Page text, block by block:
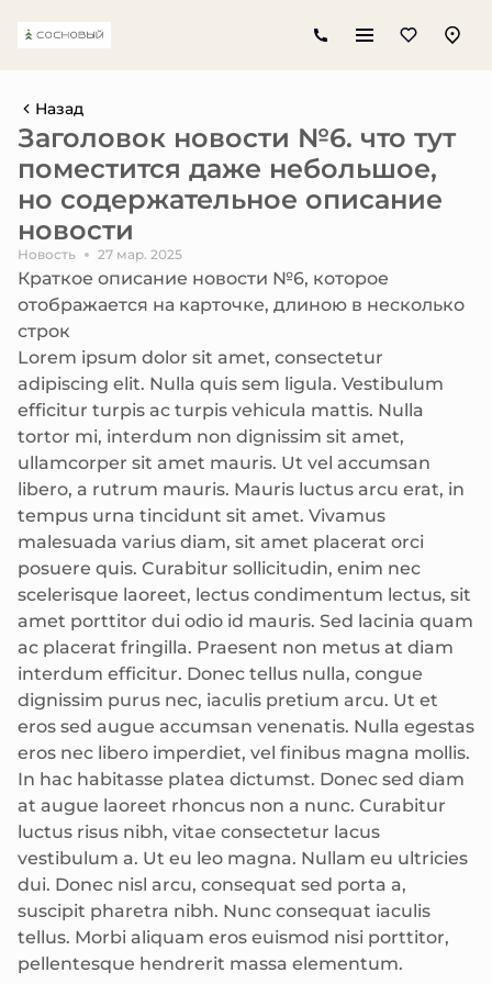
Назад
Заголовок новости №6. что тут
поместится даже небольшое,
но содержательное описание
новости
Новость 27 мар. 2025
Краткое описание новости №6, которое
отображается на карточке, длиною в несколько
строк
Lorem ipsum dolor sit amet, consectetur
adipiscing elit. Nulla quis sem ligula. Vestibulum
efficitur turpis ac turpis vehicula mattis. Nulla
tortor mi, interdum non dignissim sit amet,
ullamcorper sit amet mauris. Ut vel accumsan
libero, a rutrum mauris. Mauris luctus arcu erat, in
tempus urna tincidunt sit amet. Vivamus
malesuada varius diam, sit amet placerat orci
posuere quis. Curabitur sollicitudin, enim nec
scelerisque laoreet, lectus condimentum lectus, sit
amet porttitor dui odio id mauris. Sed lacinia quam
ac placerat fringilla. Praesent non metus at diam
interdum efficitur. Donec tellus nulla, congue
dignissim purus nec, iaculis pretium arcu. Ut et
eros sed augue accumsan venenatis. Nulla egestas
eros nec libero imperdiet, vel finibus magna mollis.
In hac habitasse platea dictumst. Donec sed diam
at augue laoreet rhoncus non a nunc. Curabitur
luctus risus nibh, vitae consectetur lacus
vestibulum a. Ut eu leo magna. Nullam eu ultricies
dui. Donec nisl arcu, consequat sed porta a,
suscipit pharetra nibh. Nunc consequat iaculis
tellus. Morbi aliquam eros euismod nisi porttitor,
pellentesque hendrerit massa elementum.